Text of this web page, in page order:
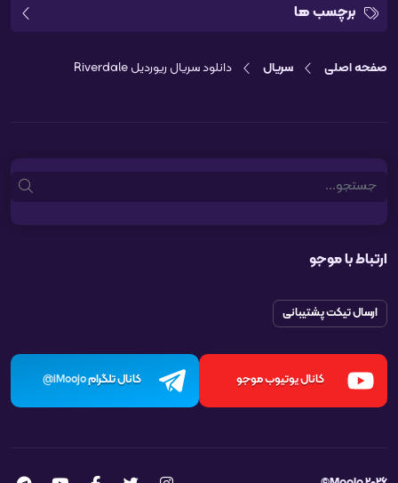
برچسب ها
صفحه اصلی سریال دانلود سریال ریوردیل Riverdale
Search
ارتباط با موجو
ارسال تیکت پشتیبانی
کانال یوتیوب موجو کانال تلگرامiMoojo@